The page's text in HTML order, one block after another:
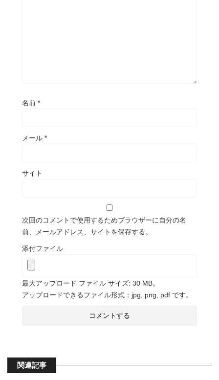
名前 *
メール *
サイト
次回のコメントで使用するためブラウザーに自分の名
前、メールアドレス、サイトを保存する。
添付ファイル
最大アップロード ファイル サイズ: 30 MB。
アップロードできるファイル形式：jpg, png, pdf です。
関連記事